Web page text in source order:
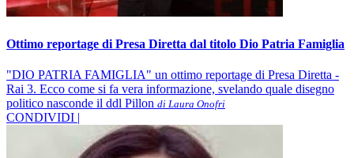
Ottimo reportage di Presa Diretta dal titolo Dio Patria Famiglia
"DIO PATRIA FAMIGLIA" un ottimo reportage di Presa Diretta -
Rai 3. Ecco come si fa vera informazione, svelando quale disegno
politico nasconde il ddl Pillon di Laura Onofri
CONDIVIDI |